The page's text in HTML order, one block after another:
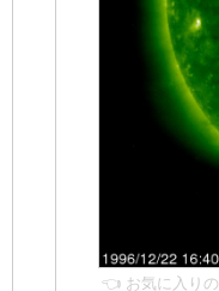
👈 お気に入りの